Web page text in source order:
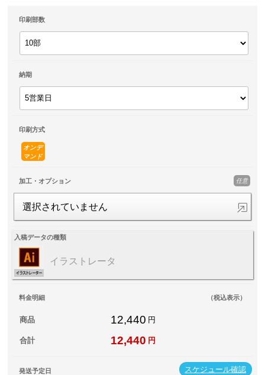
印刷部数
納期
印刷方式
オンデ
マンド
加工・オプション 任意
選択されていません
入稿データの種類
イラストレータ
料金明細 （税込表示）
商品 12,440 円
合計 12,440 円
スケジュール確認
発送予定日